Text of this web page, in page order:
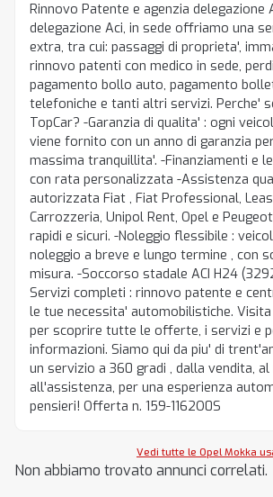
Rinnovo Patente e agenzia delegazione
delegazione Aci, in sede offriamo una
extra, tra cui: passaggi di proprieta',
rinnovo patenti con medico in sede,
pagamento bollo auto, pagamento
telefoniche e tanti altri servizi. Perche'
TopCar? -Garanzia di qualita' : ogni
viene fornito con un anno di garanzia
massima tranquillita'. -Finanziamenti e
con rata personalizzata -Assistenza
autorizzata Fiat , Fiat Professional,
Carrozzeria, Unipol Rent, Opel e
rapidi e sicuri. -Noleggio flessibile :
noleggio a breve e lungo termine , con
misura. -Soccorso stadale ACI H24
Servizi completi : rinnovo patente e
le tue necessita' automobilistiche.
per scoprire tutte le offerte, i servizi e
informazioni. Siamo qui da piu' di
un servizio a 360 gradi , dalla vendita, al
all'assistenza, per una esperienza
pensieri! Offerta n. 159-1162O0S
Vedi tutte le Opel Mokka
Non abbiamo trovato annunci correlati.